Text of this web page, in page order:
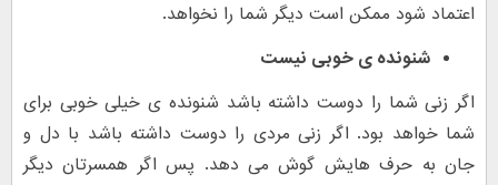
اعتماد شود ممکن است دیگر شما را نخواهد.
شنونده ی خوبی نیست
اگر زنی شما را دوست داشته باشد شنونده ی خیلی خوبی برای
شما خواهد بود. اگر زنی مردی را دوست داشته باشد با دل و
جان به حرف هایش گوش می دهد. پس اگر همسرتان دیگر